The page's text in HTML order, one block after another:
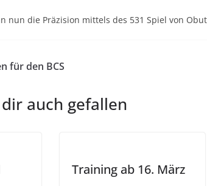
nun die Präzision mittels des 531 Spiel von
für den BCS
auch gefallen
Training ab 16. März